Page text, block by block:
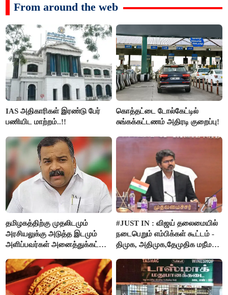
From around the web
IAS அதிகாரிகள் இரண்டு பேர்
பணியிட மாற்றம்..!!
கொத்தட்டை டோல்கேட்டில்
சுங்கக்கட்டணம் அதிரடி குறைப்பு!
தமிழகத்திற்கு முதலிடமும்
அரசியலுக்கு அடுத்த இடமும்
அளிப்பவர்கள் அனைத்துக்கட்சி
பங்கேற்பார்கள் - மாணிக்கம்
தாகூர்..!!
#JUST IN : விஜய் தலைமையில்
நடைபெறும் எம்பிக்கள் கூட்டம் -
திமுக, அதிமுக,தேமுதிக மநீம